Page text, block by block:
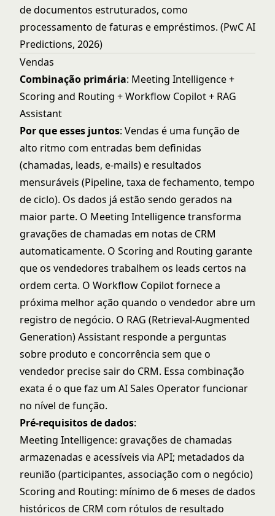
de documentos estruturados, como
processamento de faturas e empréstimos. (PwC AI
Predictions, 2026)
Vendas
Combinação primária: Meeting Intelligence+
Scoring and Routing +Workflow Copilot+ RAG
Assistant
Por que esses juntos: Vendas é uma função de
alto ritmo com entradas bem definidas
(chamadas, leads, e-mails) e resultados
mensuráveis (Pipeline, taxa de fechamento, tempo
de ciclo). Os dados já estão sendo gerados na
maior parte. O Meeting Intelligence transforma
gravações de chamadas em notas de CRM
automaticamente. O Scoring and Routing garante
que os vendedores trabalhem os leads certos na
ordem certa. O Workflow Copilot fornece a
próxima melhor ação quando o vendedor abre um
registro de negócio. O RAG (Retrieval-Augmented
Generation) Assistant responde a perguntas
sobre produto e concorrência sem que o
vendedor precise sair do CRM. Essa combinação
exata é o que faz um AI Sales Operatorfuncionar
no nível de função.
Pré-requisitos de dados:
Meeting Intelligence: gravações de chamadas
armazenadas e acessíveis via API; metadados da
reunião (participantes, associação com o negócio)
Scoring and Routing: mínimo de 6 meses de dados
históricos de CRM com rótulos de resultado